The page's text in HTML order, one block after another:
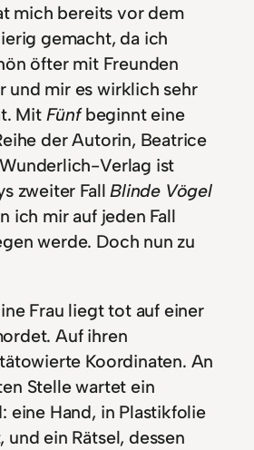
mich bereits vor dem
gemacht, da ich
öfter mit Freunden
und mir es wirklich sehr
Mit Fünfbeginnt eine
der Autorin, Beatrice
Verlag ist
zweiter FallBlinde Vögel
ich mir auf jeden Fall
werde. Doch nun zu
Frau liegt tot auf einer
Auf ihren
Koordinaten. An
Stelle wartet ein
eine Hand, in Plastikfolie
ein Rätsel, dessen